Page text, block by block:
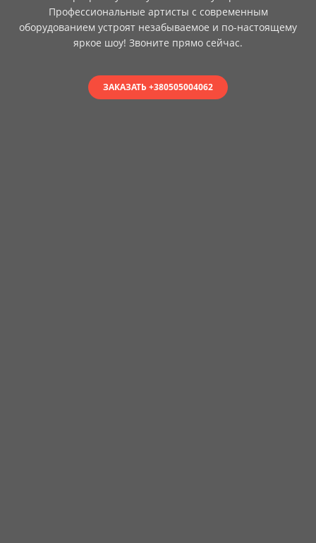
Профессиональные артисты с современным
оборудованием устроят незабываемое и по-настоящему
яркое шоу! Звоните прямо сейчас.
ЗАКАЗАТЬ +380505004062